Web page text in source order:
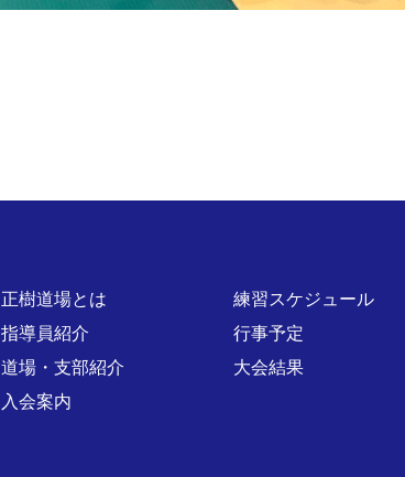
正樹道場とは
指導員紹介
道場・支部紹介
入会案内
練習スケジュール
行事予定
大会結果